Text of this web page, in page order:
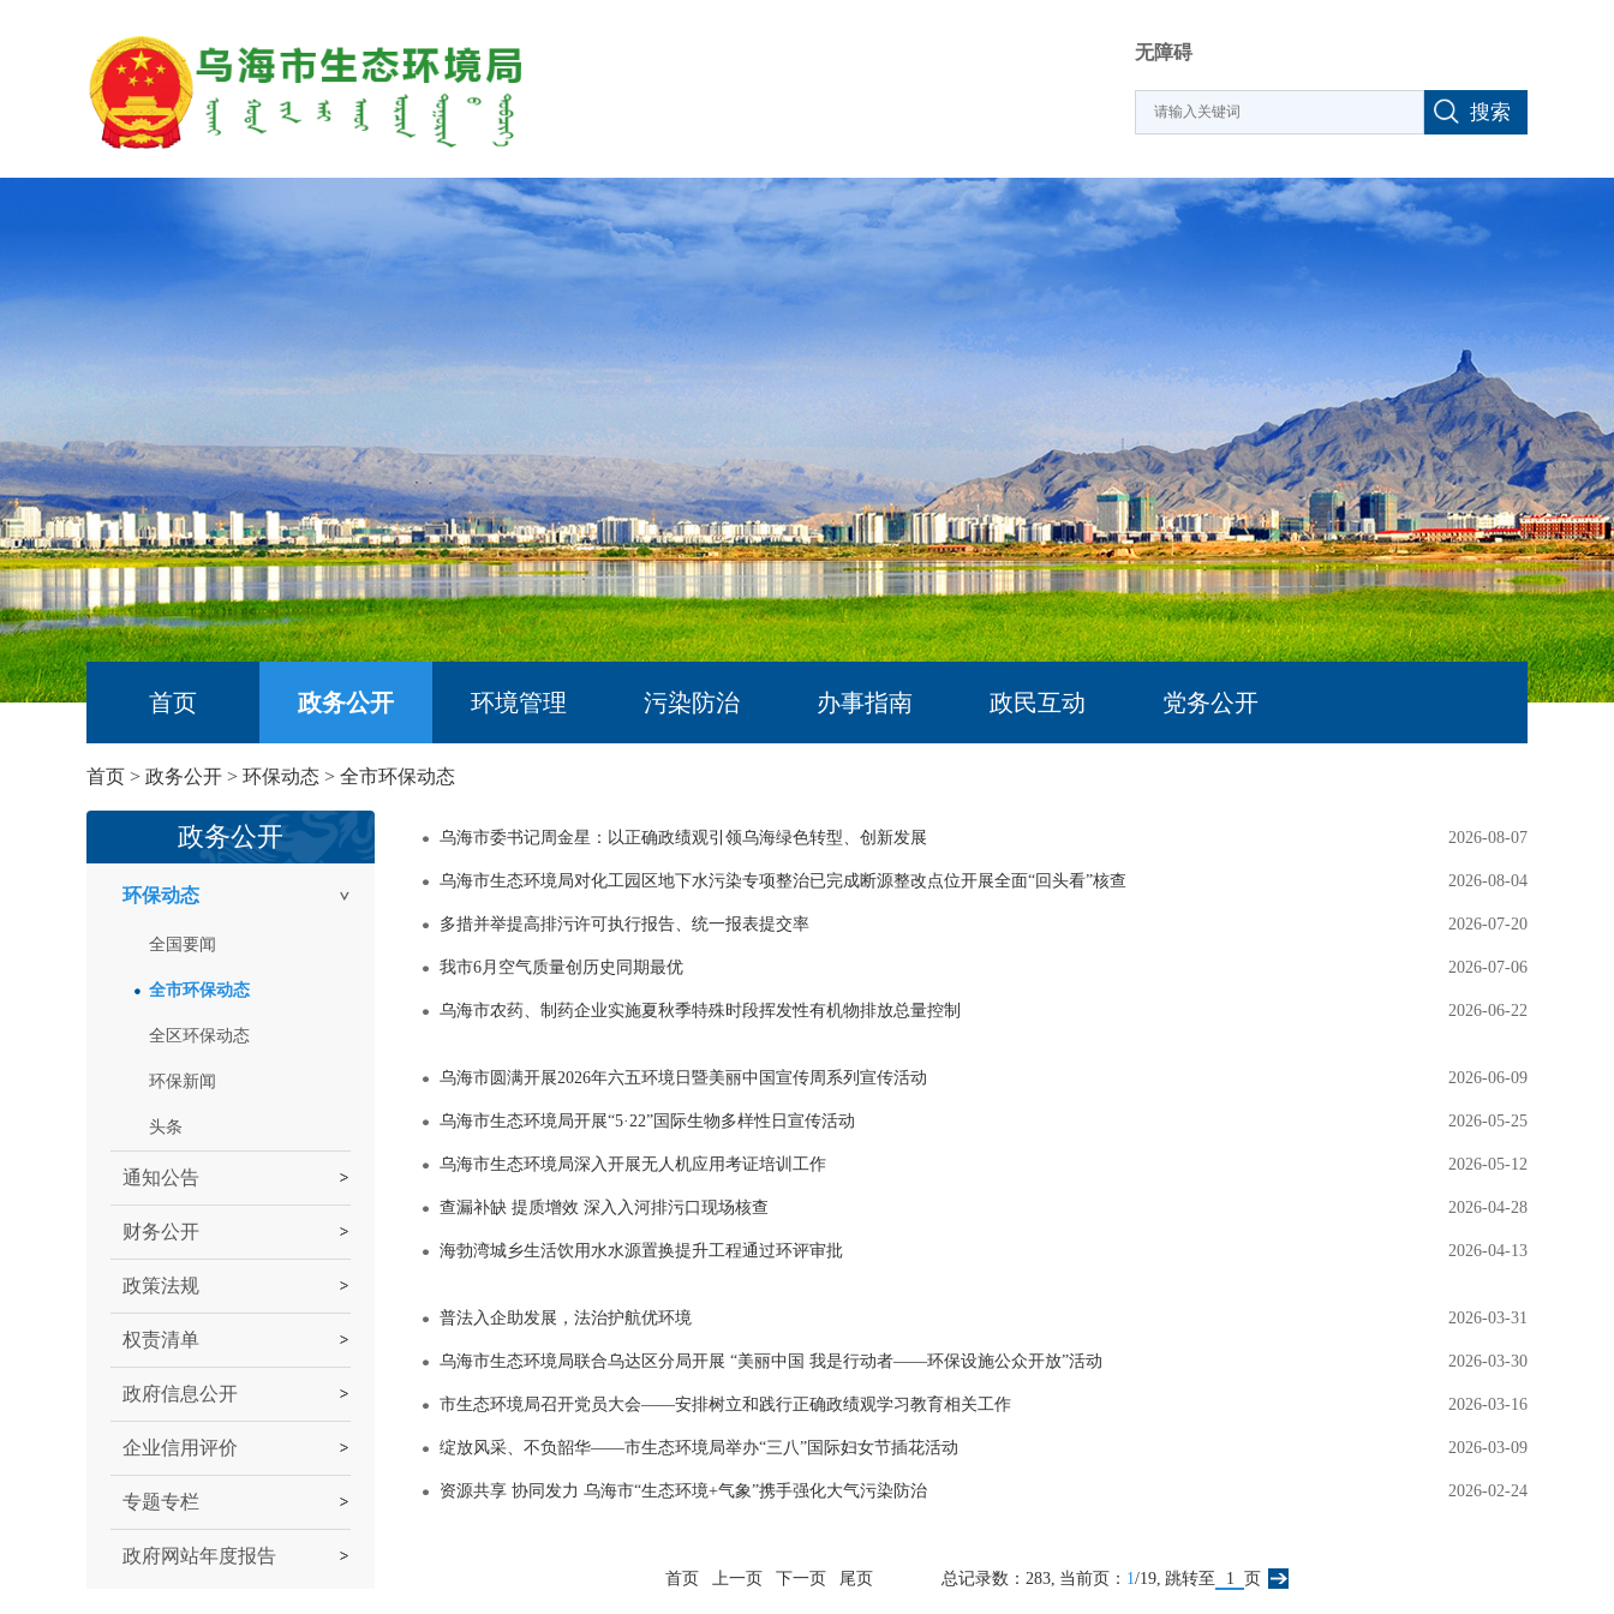
无障碍
搜索
首页 政务公开 环境管理 污染防治 办事指南 政民互动 党务公开
首页 > 政务公开 > 环保动态 > 全市环保动态
政务公开
环保动态
全国要闻
全市环保动态
全区环保动态
环保新闻
头条
通知公告
财务公开
政策法规
权责清单
政府信息公开
企业信用评价
专题专栏
政府网站年度报告
2026-08-07
乌海市委书记周金星：以正确政绩观引领乌海绿色转型、创新发展
2026-08-04
乌海市生态环境局对化工园区地下水污染专项整治已完成断源整改点位开展全面“回头看”核查
2026-07-20
多措并举提高排污许可执行报告、统一报表提交率
2026-07-06
我市6月空气质量创历史同期最优
2026-06-22
乌海市农药、制药企业实施夏秋季特殊时段挥发性有机物排放总量控制
2026-06-09
乌海市圆满开展2026年六五环境日暨美丽中国宣传周系列宣传活动
2026-05-25
乌海市生态环境局开展“5·22”国际生物多样性日宣传活动
2026-05-12
乌海市生态环境局深入开展无人机应用考证培训工作
2026-04-28
查漏补缺 提质增效 深入入河排污口现场核查
2026-04-13
海勃湾城乡生活饮用水水源置换提升工程通过环评审批
2026-03-31
普法入企助发展，法治护航优环境
2026-03-30
乌海市生态环境局联合乌达区分局开展 “美丽中国 我是行动者——环保设施公众开放”活动
2026-03-16
市生态环境局召开党员大会——安排树立和践行正确政绩观学习教育相关工作
2026-03-09
绽放风采、不负韶华——市生态环境局举办“三八”国际妇女节插花活动
2026-02-24
资源共享 协同发力 乌海市“生态环境+气象”携手强化大气污染防治
首页 上一页 下一页 尾页 总记录数：283, 当前页： 1/19, 跳转至 页